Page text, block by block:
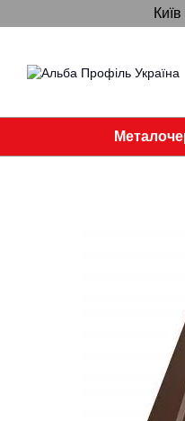
Перейти до основного